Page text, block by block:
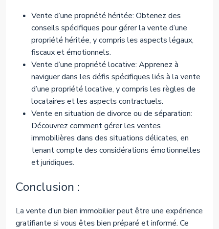
Vente d’une propriété héritée: Obtenez des
conseils spécifiques pour gérer la vente d’une
propriété héritée, y compris les aspects légaux,
fiscaux et émotionnels.
Vente d’une propriété locative: Apprenez à
naviguer dans les défis spécifiques liés à la vente
d’une propriété locative, y compris les règles de
locataires et les aspects contractuels.
Vente en situation de divorce ou de séparation:
Découvrez comment gérer les ventes
immobilières dans des situations délicates, en
tenant compte des considérations émotionnelles
et juridiques.
Conclusion :
La vente d’un bien immobilier peut être une expérience
gratifiante si vous êtes bien préparé et informé. Ce